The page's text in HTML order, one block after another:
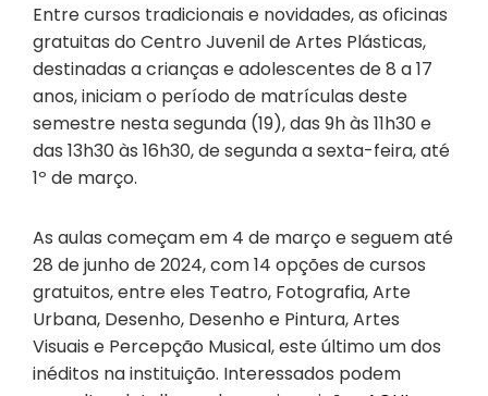
Entre cursos tradicionais e novidades, as oficinas
gratuitas do Centro Juvenil de Artes Plásticas,
destinadas a crianças e adolescentes de 8 a 17
anos, iniciam o período de matrículas deste
semestre nesta segunda (19), das 9h às 11h30 e
das 13h30 às 16h30, de segunda a sexta-feira, até
1º de março.
As aulas começam em 4 de março e seguem até
28 de junho de 2024, com 14 opções de cursos
gratuitos, entre eles Teatro, Fotografia, Arte
Urbana, Desenho, Desenho e Pintura, Artes
Visuais e Percepção Musical, este último um dos
inéditos na instituição. Interessados podem